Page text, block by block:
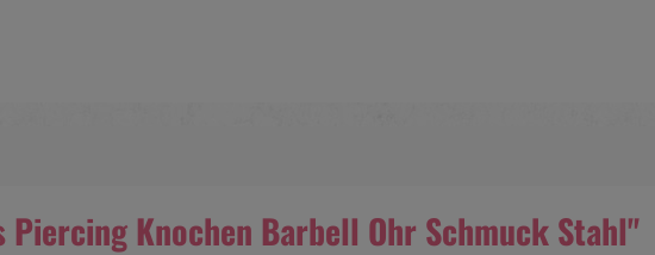
Knochen Barbell Ohr Schmuck Stahl"